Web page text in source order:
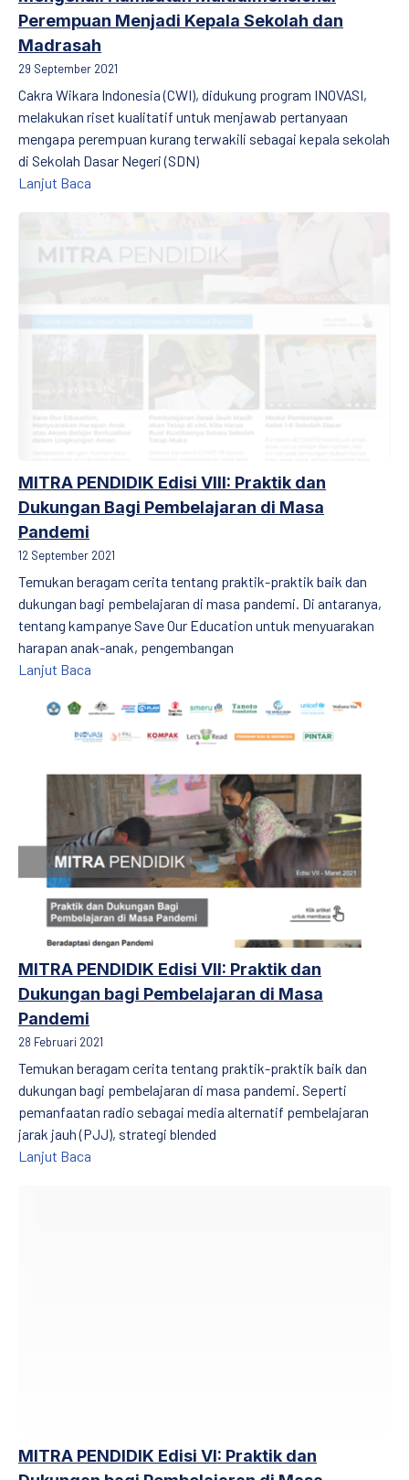
Perempuan Menjadi Kepala Sekolah dan
Madrasah
29 September 2021
Cakra Wikara Indonesia (CWI), didukung program INOVASI,
melakukan riset kualitatif untuk menjawab pertanyaan
mengapa perempuan kurang terwakili sebagai kepala sekolah
di Sekolah Dasar Negeri (SDN)
Lanjut Baca
MITRA PENDIDIK Edisi VIII: Praktik dan
Dukungan Bagi Pembelajaran di Masa
Pandemi
12 September 2021
Temukan beragam cerita tentang praktik-praktik baik dan
dukungan bagi pembelajaran di masa pandemi. Di antaranya,
tentang kampanye Save Our Education untuk menyuarakan
harapan anak-anak, pengembangan
Lanjut Baca
MITRA PENDIDIK Edisi VII: Praktik dan Dukungan bagi
MITRA PENDIDIK Edisi VII: Praktik dan
Dukungan bagi Pembelajaran di Masa
Pandemi
28 Februari 2021
Temukan beragam cerita tentang praktik-praktik baik dan
dukungan bagi pembelajaran di masa pandemi. Seperti
pemanfaatan radio sebagai media alternatif pembelajaran
jarak jauh (PJJ), strategi blended
Lanjut Baca
MITRA PENDIDIK Edisi VI: Praktik dan